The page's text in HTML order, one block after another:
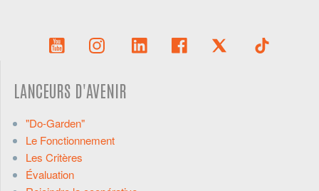
LANCEURS D'AVENIR
"Do-Garden"
Le Fonctionnement
Les Critères
Évaluation